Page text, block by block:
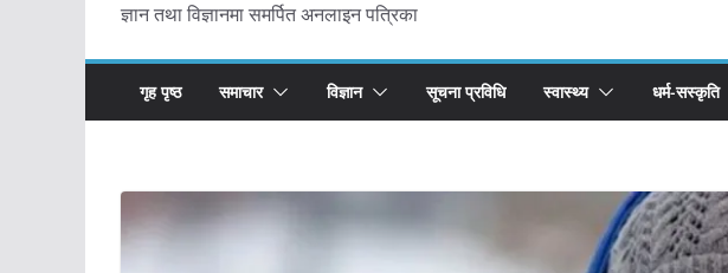
ज्ञान तथा विज्ञानमा समर्पित अनलाइन पत्रिका
गृह पृष्ठ समाचार विज्ञान सूचना प्रविधि स्वास्थ्य धर्म-सस्कृति